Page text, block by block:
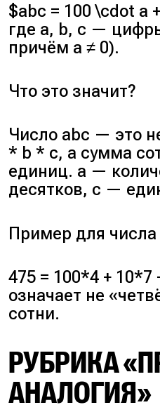
$abc = 100 \cdot a
где a, b, c —
причём a ≠ 0).
Что это значит?
Число abc — это
* b * c, а сумма
единиц. a —
десятков, c —
Пример для числа
475 = 100*4 +
означает не
сотни.
РУБРИКА
АНАЛОГИЯ»